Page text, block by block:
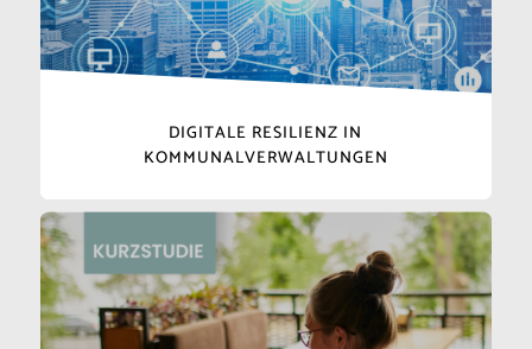
DIGITALE RESILIENZ IN
KOMMUNALVERWALTUNGEN